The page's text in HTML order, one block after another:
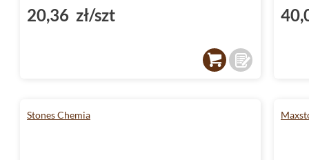
20,36 zł/szt
Stones Chemia